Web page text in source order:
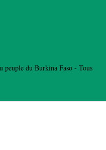
peuple du Burkina Faso - Tous